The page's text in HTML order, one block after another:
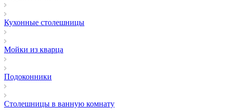
Кухонные столешницы
Мойки из кварца
Подоконники
Столешницы в ванную комнату